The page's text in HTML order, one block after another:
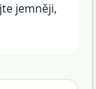
jemněji,